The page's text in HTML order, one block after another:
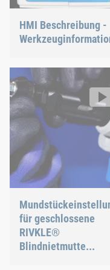
HMI Beschreibung -
für geschlossene
RIVKLE®
Blindnietmutte...
Mundstückeinstellung
RIVKLE® NEO B107 /
Video: https://